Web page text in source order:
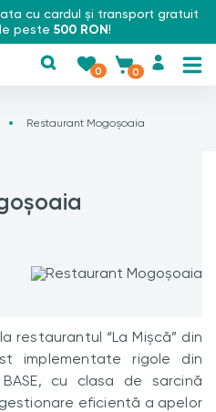
cu cardul și transport gratuit
peste 500 RON!
0 0
Restaurant Mogoșoaia
restaurantul “La Mișcă” din
implementate rigole din
cu clasa de sarcină
eficientă a apelor